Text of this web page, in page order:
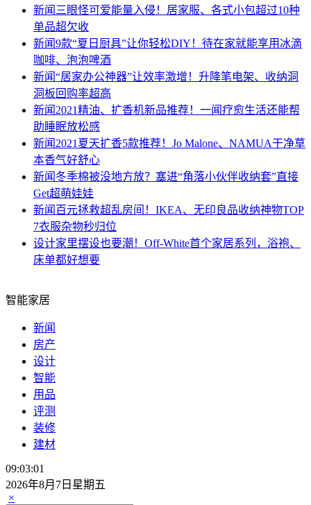
新闻 三眼怪可爱能量入侵！居家服、各式小包超过10种
单品超欠收
新闻9款“夏日厨具”让你轻松DIY！待在家就能享用冰滴
咖啡、泡泡啤酒
新闻“居家办公神器”让效率激增！升降笔电架、收纳洞
洞板回购率超高
新闻2021精油、扩香机新品推荐！一闻疗愈生活还能帮
助睡眠放松感
新闻2021夏天扩香5款推荐！Jo Malone、NAMUA干净草
本香气好舒心
新闻 冬季棉被没地方放？塞进“角落小伙伴收纳套”直接
Get超萌娃娃
新闻 百元拯救超乱房间！IKEA、无印良品收纳神物TOP
7衣服杂物秒归位
设计家里摆设也要潮！Off-White首个家居系列，浴袍、
床单都好想要
智能家居
新闻
房产
设计
智能
用品
评测
装修
建材
09:03:03
2026年8月7日星期五
×